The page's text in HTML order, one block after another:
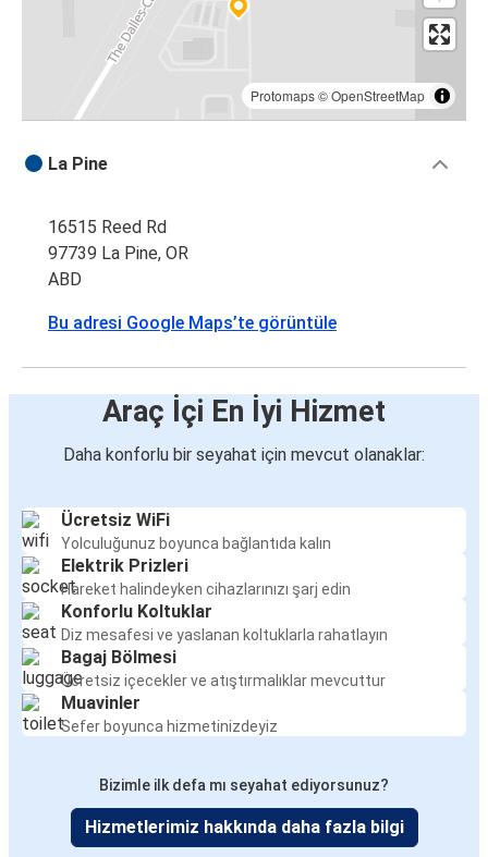
Protomaps©OpenStreetMap
La Pine
16515 Reed Rd
97739 La Pine, OR
ABD
Bu adresi Google Maps’te görüntüle
Araç İçi En İyi Hizmet
Daha konforlu bir seyahat için mevcut olanaklar:
Ücretsiz WiFi
Yolculuğunuz boyunca bağlantıda kalın
Elektrik Prizleri
Hareket halindeyken cihazlarınızı şarj edin
Konforlu Koltuklar
Diz mesafesi ve yaslanan koltuklarla rahatlayın
Bagaj Bölmesi
Ücretsiz içecekler ve atıştırmalıklar mevcuttur
Muavinler
Sefer boyunca hizmetinizdeyiz
Bizimle ilk defa mı seyahat ediyorsunuz?
Hizmetlerimiz hakkında daha fazla bilgi